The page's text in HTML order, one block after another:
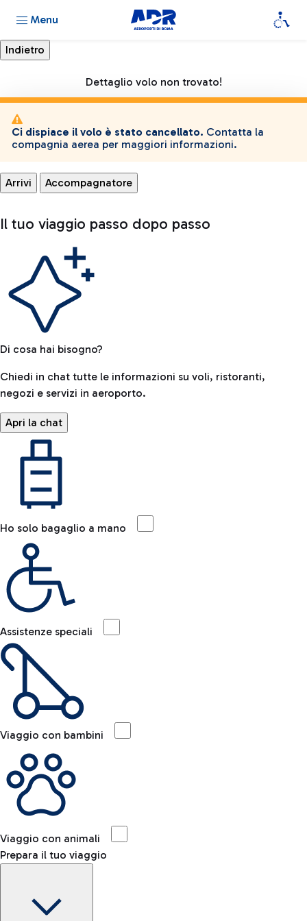
Menu
Dettaglio volo non trovato!
Ci dispiace il volo è stato cancellato. Contatta la
compagnia aerea per maggiori informazioni.
Arrivi Accompagnatore
Il tuo viaggio passo dopo passo
Di cosa hai bisogno?
Chiedi in chat tutte le informazioni su voli, ristoranti,
negozi e servizi in aeroporto.
Apri la chat
Ho solo bagaglio a mano
Assistenze speciali
Viaggio con bambini
Viaggio con animali
Prepara il tuo viaggio